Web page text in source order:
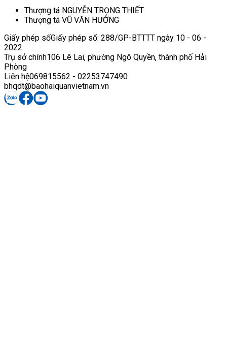
Thượng tá NGUYỄN TRỌNG THIẾT
Thượng tá VŨ VĂN HƯỞNG
Giấy phép sốGiấy phép số: 288/GP-BTTTT ngày 10 - 06 -
2022
Trụ sở chính106 Lê Lai, phường Ngô Quyền, thành phố Hải
Phòng
Liên hệ069815562 - 02253747490
bhqdt@baohaiquanvietnam.vn